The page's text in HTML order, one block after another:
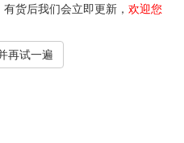
货后我们会立即更新， 欢迎您
再试一遍